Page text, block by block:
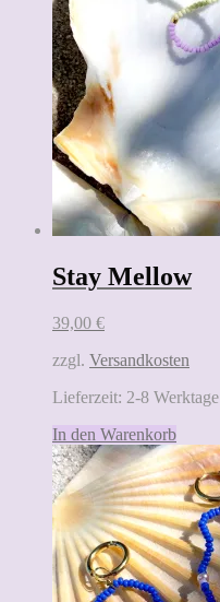
Stay Mellow
39,00 €
zzgl. Versandkosten
Lieferzeit: 2-8 Werktage
In den Warenkorb